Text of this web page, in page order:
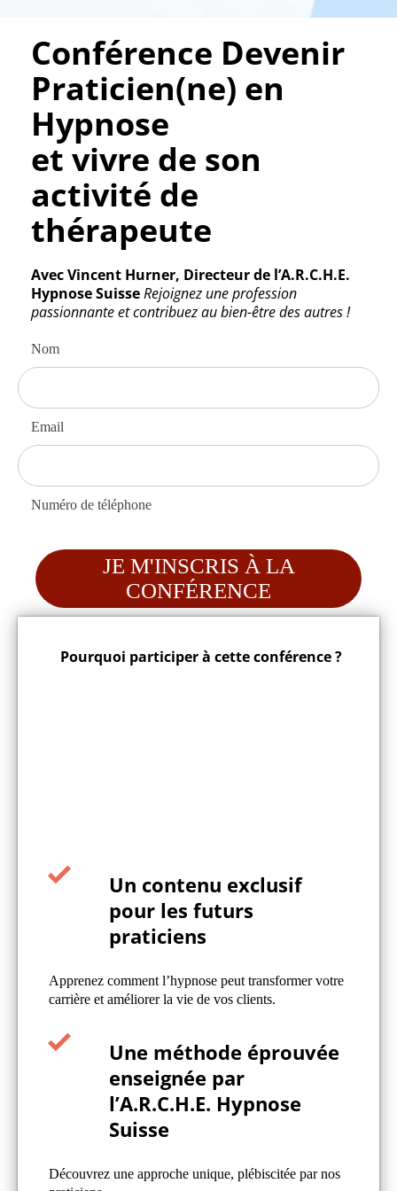
Conférence Devenir
Praticien(ne) en
Hypnose
et vivre de son
activité de
thérapeute
Avec Vincent Hurner, Directeur de l’A.R.C.H.E.
Hypnose SuisseRejoignez une profession
passionnante et contribuez au bien-être des autres !
Nom
Email
Numéro de téléphone
JE M'INSCRIS À LA
CONFÉRENCE
Pourquoi participer à cette conférence ?
Un contenu exclusif
pour les futurs
praticiens
Apprenez comment l’hypnose peut transformer votre
carrière et améliorer la vie de vos clients.
Une méthode éprouvée
enseignée par
l’A.R.C.H.E. Hypnose
Suisse
Découvrez une approche unique, plébiscitée par nos